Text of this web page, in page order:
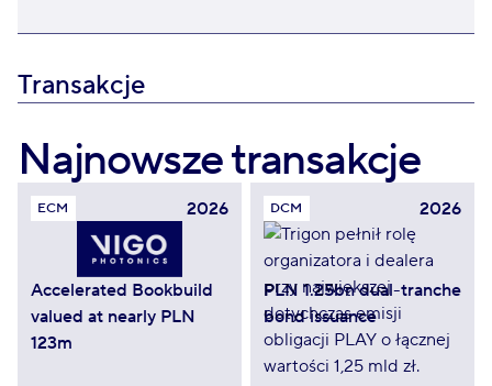
Transakcje
Najnowsze transakcje
ECM 2026
Accelerated Bookbuild
valued at nearly PLN
123m
DCM 2026
PLN 1.25bn dual-tranche
bond issuance